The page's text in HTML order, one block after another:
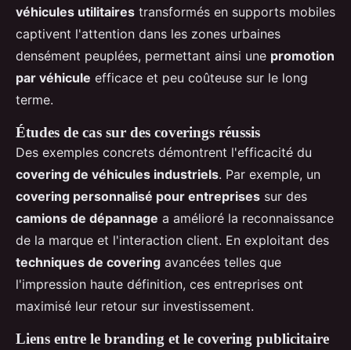
véhicules utilitaires transformés en supports mobiles
captivent l'attention dans les zones urbaines
densément peuplées, permettant ainsi une promotion
par véhicule efficace et peu coûteuse sur le long
terme.
Études de cas sur des coverings réussis
Des exemples concrets démontrent l'efficacité du
covering de véhicules industriels. Par exemple, un
covering personnalisé pour entreprises sur des
camions de dépannage a amélioré la reconnaissance
de la marque et l'interaction client. En exploitant des
techniques de covering avancées telles que
l'impression haute définition, ces entreprises ont
maximisé leur retour sur investissement.
Liens entre le branding et le covering publicitaire